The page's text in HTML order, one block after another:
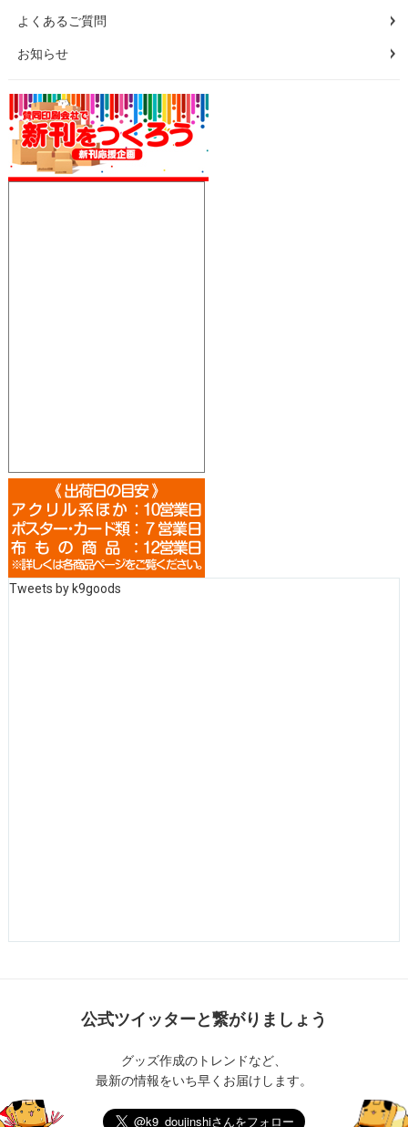
よくあるご質問
お知らせ
Tweets by k9goods
公式ツイッターと繋がりましょう
グッズ作成のトレンドなど、
最新の情報をいち早くお届けします。